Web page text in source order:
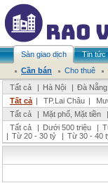
Sàn giao dịch Tin tức
Cần bán
Cho thuê
Tất cả
| Hà Nội | Đà Nẵng
Tất cả | TP.Lai Châu |
Tất cả
| Mặt phố, Mặt tiền |
Tất cả
| Dưới 500 triệu |
| Từ 20 - 30 tỷ | Từ 30 - 40